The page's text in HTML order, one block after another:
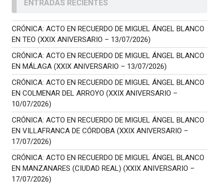
ENTRADAS RECIENTES
CRÓNICA: ACTO EN RECUERDO DE MIGUEL ÁNGEL BLANCO
EN TEO (XXIX ANIVERSARIO – 13/07/2026)
CRÓNICA: ACTO EN RECUERDO DE MIGUEL ÁNGEL BLANCO
EN MÁLAGA (XXIX ANIVERSARIO – 13/07/2026)
CRÓNICA: ACTO EN RECUERDO DE MIGUEL ÁNGEL BLANCO
EN COLMENAR DEL ARROYO (XXIX ANIVERSARIO –
10/07/2026)
CRÓNICA: ACTO EN RECUERDO DE MIGUEL ÁNGEL BLANCO
EN VILLAFRANCA DE CÓRDOBA (XXIX ANIVERSARIO –
17/07/2026)
CRÓNICA: ACTO EN RECUERDO DE MIGUEL ÁNGEL BLANCO
EN MANZANARES (CIUDAD REAL) (XXIX ANIVERSARIO –
17/07/2026)